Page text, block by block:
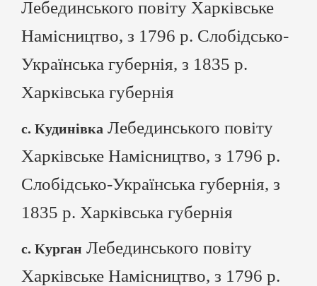
Лебединського повіту Харківське
Намісництво, з 1796 р. Слобідсько-
Українська губернія, з 1835 р.
Харківська губернія
с. Кудинівка Лебединського повіту
Харківське Намісництво, з 1796 р.
Слобідсько-Українська губернія, з
1835 р. Харківська губернія
с. Курган Лебединського повіту
Харківське Намісництво, з 1796 р.